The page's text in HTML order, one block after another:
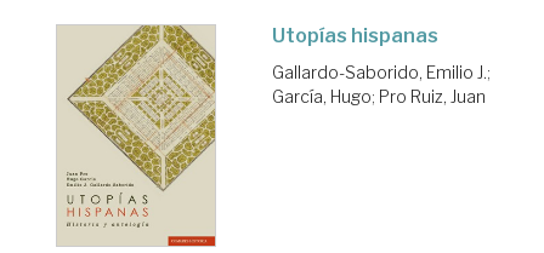
Utopías hispanas
Gallardo-Saborido, Emilio J.;
García, Hugo; Pro Ruiz, Juan